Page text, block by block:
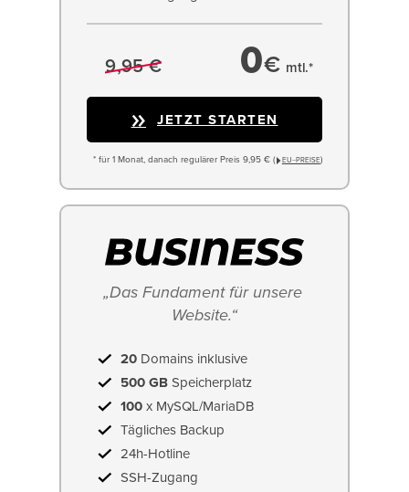
9,95 € 0€ mtl.*
JETZT STARTEN
* für 1 Monat, danach regulärer Preis 9,95 € ( EU−PREISE)
„Das Fundament für unsere
Website.“
20 Domains inklusive
500 GB Speicherplatz
100 x MySQL/MariaDB
Tägliches Backup
24h-Hotline
SSH-Zugang